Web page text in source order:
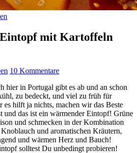
mit Kartoffeln
10 Kommentare
hier in Portugal gibt es ab und an schon
zu bedeckt, und viel zu früh für
es hilft ja nichts, machen wir das Beste
und das ist ein wärmender Eintopf! Grüne
und schmecken in der Kombination
und aromatischen Kräutern,
und wärmen Herz und Bauch!
solltest Du unbedingt probieren!